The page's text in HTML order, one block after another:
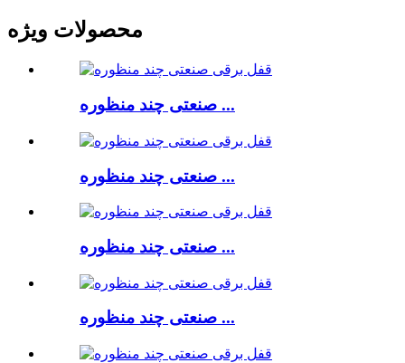
محصولات ویژه
صنعتی چند منظوره ...
صنعتی چند منظوره ...
صنعتی چند منظوره ...
صنعتی چند منظوره ...